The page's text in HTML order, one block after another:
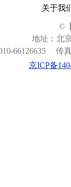
关于我
©
地址：北
66126635
传
京ICP备